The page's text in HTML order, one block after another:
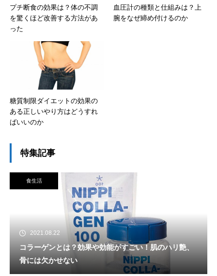
プチ断食の効果は？体の不調
を驚くほど改善する方法があ
った
血圧計の種類と仕組みは？上
腕をなぜ締め付けるのか
糖質制限ダイエットの効果の
ある正しいやり方はどうすれ
ばいいのか
特集記事
食生活
2021.08.22
コラーゲンとは？効果や効能がすごい！肌のハリ艶、
骨には欠かせない